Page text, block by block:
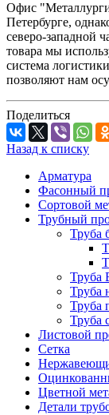
Офис
Петербурге,
северо-западной
товара мы
система
позволяют нам
Поделиться
Назад к списку
Арматура
Фасонный
Сортовой
Трубный
Труба
Труба
Труба
Труба
Листовой
Сетка
Цветной
Детали